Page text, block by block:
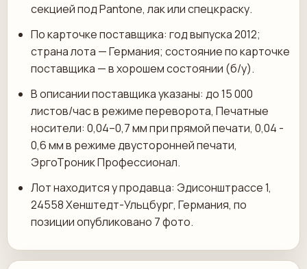
секцией под Pantone, лак или спецкраску.
По карточке поставщика: год выпуска 2012;
страна лота — Германия; состояние по карточке
поставщика — в хорошем состоянии (б/у).
В описании поставщика указаны: до 15 000
листов/час в режиме переворота, Печатные
носители: 0,04–0,7 мм при прямой печати, 0,04 -
0,6 мм в режиме двусторонней печати,
ЭргоТроник Профессионал.
Лот находится у продавца: Эдисонштрассе 1,
24558 Хенштедт-Ульцбург, Германия, по
позиции опубликовано 7 фото.